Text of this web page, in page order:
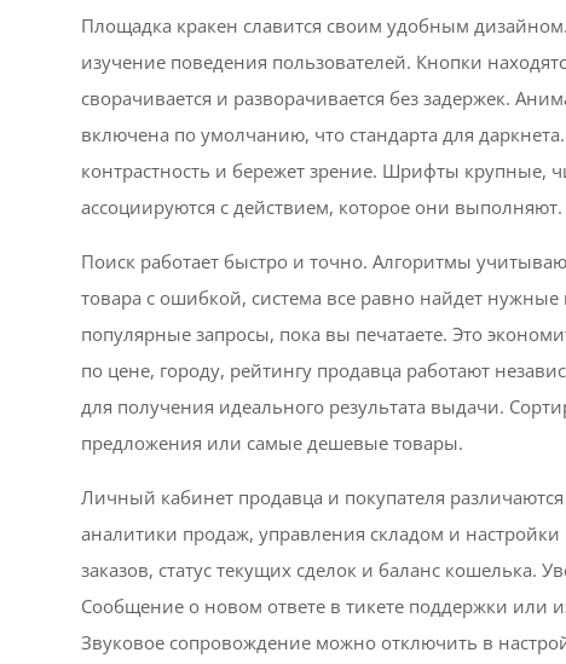
Площадка кракен славится своим удобным
изучение поведения пользователей. Кнопки
сворачивается и разворачивается без задержек.
включена по умолчанию, что стандарта для
контрастность и бережет зрение. Шрифты крупные,
ассоциируются с действием, которое они выполняют.
Поиск работает быстро и точно. Алгоритмы
товара с ошибкой, система все равно найдет
популярные запросы, пока вы печатаете. Это
по цене, городу, рейтингу продавца работают
для получения идеального результата выдачи.
предложения или самые дешевые товары.
Личный кабинет продавца и покупателя
аналитики продаж, управления складом и
заказов, статус текущих сделок и баланс кошелька.
Сообщение о новом ответе в тикете поддержки или
Звуковое сопровождение можно отключить в